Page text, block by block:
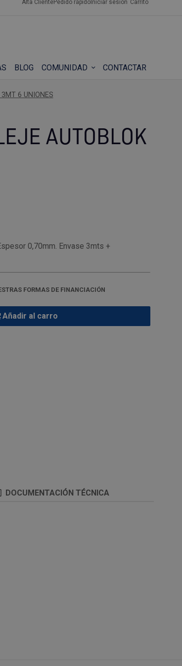
Alta ClientePedido rápido Iniciar sesión Carrito
BLOG COMUNIDAD CONTACTAR
6 UNIONES
AUTOBLOK
0,70mm. Envase 3mts +
FORMAS DE FINANCIACIÓN
Añadir al carro
DOCUMENTACIÓN TÉCNICA